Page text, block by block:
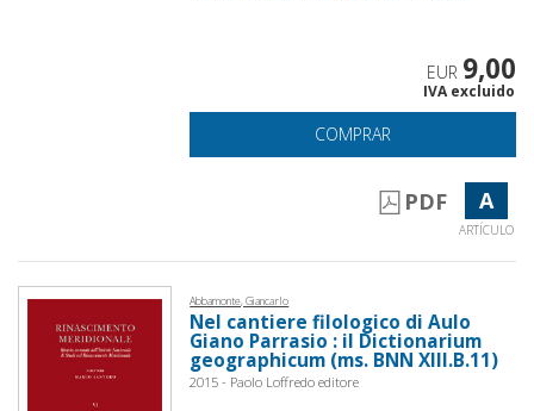
EUR 9,00
IVA excluido
COMPRAR
PDF A
ARTÍCULO
Abbamonte, Giancarlo
Nel cantiere filologico di Aulo
Giano Parrasio : il Dictionarium
geographicum (ms. BNN XIII.B.11)
2015 - Paolo Loffredo editore